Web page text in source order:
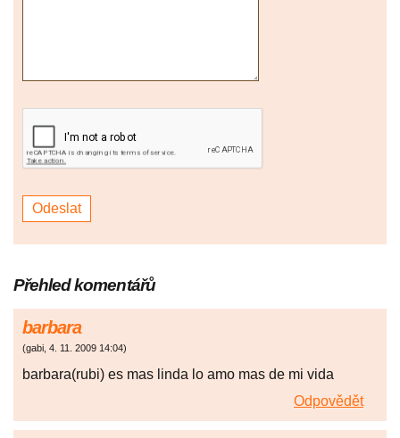
Přehled komentářů
barbara
(gabi, 4. 11. 2009 14:04)
barbara(rubi) es mas linda lo amo mas de mi vida
Odpovědět